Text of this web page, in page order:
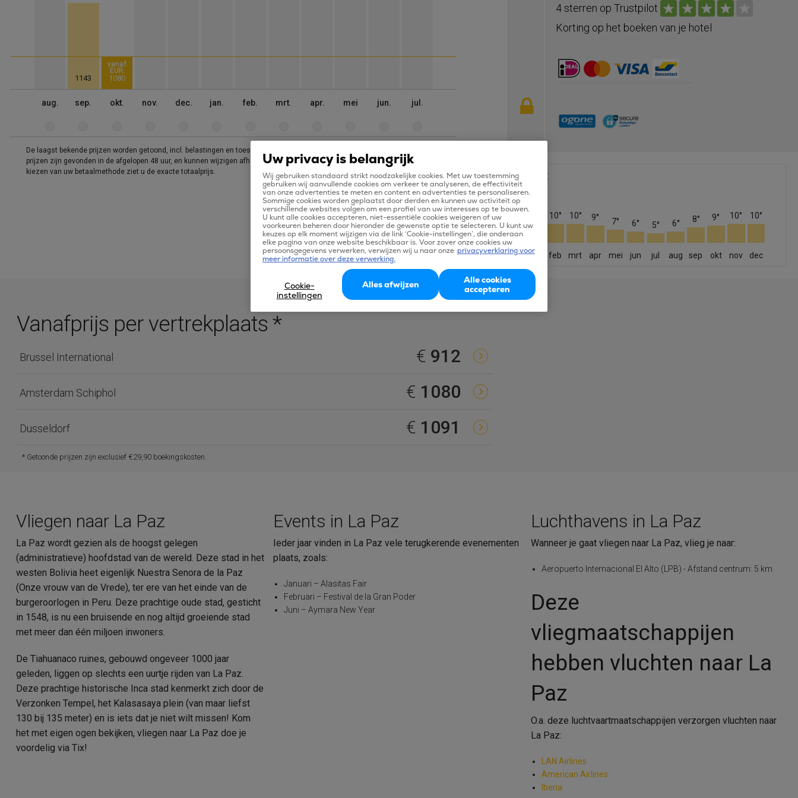
aug.
1143
sep.
vanaf
EUR
1080
okt. nov. dec. jan. feb. mrt. apr. mei jun. jul. okt.
De laagst bekende prijzen worden getoond, incl. belastingen en toeslagen, excl. €29,90 boekingskosten. De weergegeven
prijzen zijn gevonden in de afgelopen 48 uur, en kunnen wijzigen afhankelijk van de beschikbaarheid van het tarief. Bij het
kiezen van uw betaalmethode ziet u de exacte totaalprijs.
4 sterren op Trustpilot
Korting op het boeken van je hotel
Klimaat
10° 10° 9° 7° 6° 5° 6° 8° 9° 10° 10°
jan feb mrt apr mei jun jul aug sep okt nov dec
Vanafprijs per vertrekplaats *
Brussel International € 912
Amsterdam Schiphol € 1080
Dusseldorf € 1091
* Getoonde prijzen zijn exclusief €29,90 boekingskosten.
Vliegen naar La Paz
La Paz wordt gezien als de hoogst gelegen
(administratieve) hoofdstad van de wereld. Deze stad in het
westen Bolivia heet eigenlijk Nuestra Senora de la Paz
(Onze vrouw van de Vrede), ter ere van het einde van de
burgeroorlogen in Peru. Deze prachtige oude stad, gesticht
in 1548, is nu een bruisende en nog altijd groeiende stad
met meer dan één miljoen inwoners.
De Tiahuanaco ruines, gebouwd ongeveer 1000 jaar
geleden, liggen op slechts een uurtje rijden van La Paz.
Deze prachtige historische Inca stad kenmerkt zich door de
Verzonken Tempel, het Kalasasaya plein (van maar liefst
130 bij 135 meter) en is iets dat je niet wilt missen! Kom
het met eigen ogen bekijken, vliegen naar La Paz doe je
voordelig via Tix!
Events in La Paz
Ieder jaar vinden in La Paz vele terugkerende evenementen
plaats, zoals:
Januari – Alasitas Fair
Februari – Festival de la Gran Poder
Juni – Aymara New Year
Luchthavens in La Paz
Wanneer je gaat vliegen naar La Paz, vlieg je naar:
Aeropuerto Internacional El Alto (LPB) - Afstand centrum: 5 km
Deze
vliegmaatschappijen
hebben vluchten naar La
Paz
O.a. deze luchtvaartmaatschappijen verzorgen vluchten naar
La Paz:
LAN Airlines
American Airlines
Iberia
Uw privacy is belangrijk
Wij gebruiken standaard strikt noodzakelijke cookies. Met uw toestemming
gebruiken wij aanvullende cookies om verkeer te analyseren, de effectiviteit
van onze advertenties te meten en content en advertenties te personaliseren.
Sommige cookies worden geplaatst door derden en kunnen uw activiteit op
verschillende websites volgen om een profiel van uw interesses op te bouwen.
U kunt alle cookies accepteren, niet-essentiële cookies weigeren of uw
voorkeuren beheren door hieronder de gewenste optie te selecteren. U kunt uw
keuzes op elk moment wijzigen via de link ‘Cookie-instellingen’, die onderaan
elke pagina van onze website beschikbaar is. Voor zover onze cookies uw
persoonsgegevens verwerken, verwijzen wij u naar onze privacyverklaring voor
meer informatie over deze verwerking.
Cookie-
instellingen
Alles afwijzen
Alle cookies
accepteren